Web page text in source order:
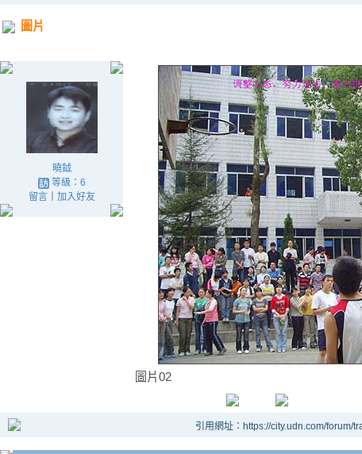
圖片
曉鉞
等級：6
留言｜ 加入好友
圖片02
引用網址：https://city.udn.com/